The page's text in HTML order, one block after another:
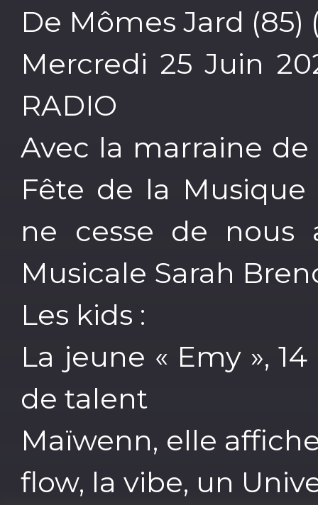
De Mômes Jard
Mercredi 25 Juin
RADIO
Avec la marraine
Fête de la
ne cesse de nous
Musicale Sarah
Les kids :
La jeune « Emy »,
de talent
Maïwenn, elle
flow, la vibe, un